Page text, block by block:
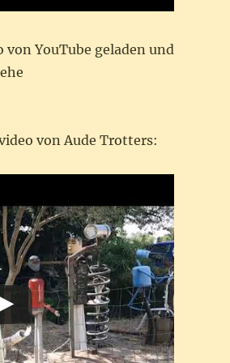
von YouTube geladen und
von Aude Trotters: